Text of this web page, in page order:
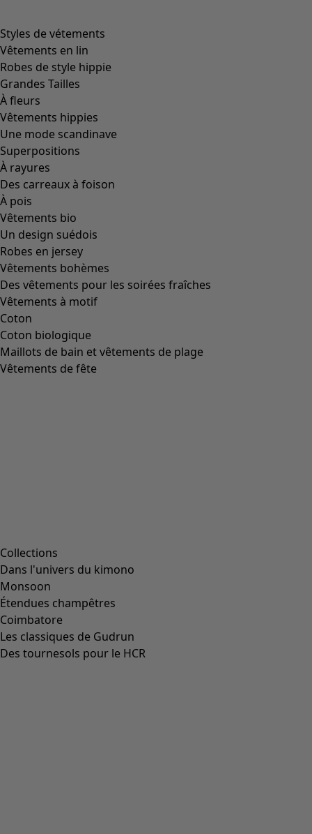
Styles de vétements
Vêtements en lin
Robes de style hippie
Grandes Tailles
À fleurs
Vêtements hippies
Une mode scandinave
Superpositions
À rayures
Des carreaux à foison
À pois
Vêtements bio
Un design suédois
Robes en jersey
Vêtements bohèmes
Des vêtements pour les soirées fraîches
Vêtements à motif
Coton
Coton biologique
Maillots de bain et vêtements de plage
Vêtements de fête
Collections
Dans l'univers du kimono
Monsoon
Étendues champêtres
Coimbatore
Les classiques de Gudrun
Des tournesols pour le HCR